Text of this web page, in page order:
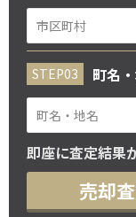
町名
即座に査定結果
売却